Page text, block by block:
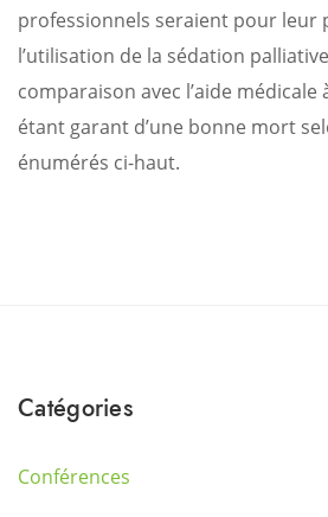
professionnels seraient pour leur
l’utilisation de la sédation
comparaison avec l’aide
étant garant d’une bonne mort
énumérés ci-haut.
Catégories
Conférences